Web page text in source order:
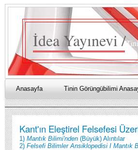
İdea Yayınevi /
Anasayfa Tinin Görüngübilimi
Kant'ın Eleştirel Felsefesi
1) Mantık Bilimi'nden (Büyük) Alıntılar
2) Felsefi Bilimler Ansiklopedisi I Mantık